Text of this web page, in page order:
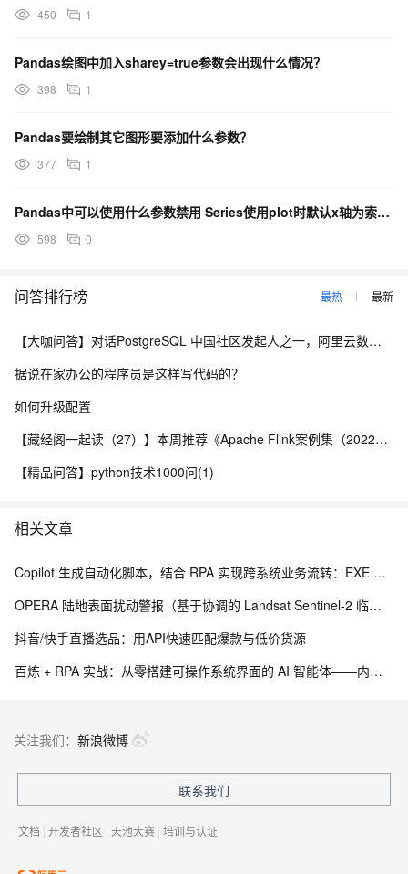
450 1
Pandas绘图中加入sharey=true参数会出现什么情况？
398 1
Pandas要绘制其它图形要添加什么参数？
377 1
Pandas中可以使用什么参数禁用 Series使用plot时默认x轴为索引的功能？
598 0
问答排行榜 最热 最新
【大咖问答】对话PostgreSQL 中国社区发起人之一，阿里云数据库高级专家 德哥
据说在家办公的程序员是这样写代码的？
如何升级配置
【藏经阁一起读（27）】本周推荐《Apache Flink案例集（2022版）》，你有哪些心得？
【精品问答】python技术1000问(1)
相关文章
Copilot 生成自动化脚本，结合 RPA 实现跨系统业务流转：EXE 打包与内网离线部署实践
OPERA 陆地表面扰动警报（基于协调的 Landsat Sentinel-2 临时产品，版本 0）
抖音/快手直播选品：用API快速匹配爆款与低价货源
百炼 + RPA 实战：从零搭建可操作系统界面的 AI 智能体——内网离线部署与 EXE 打包分发完整方案
关注我们： 新浪微博
联系我们
文档 | 开发者社区 | 天池大赛 | 培训与认证